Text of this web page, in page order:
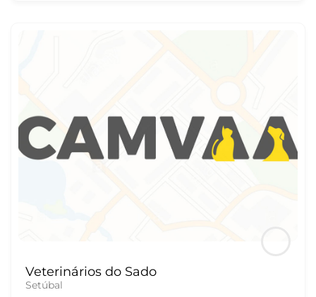
Veterinários do Sado
Setúbal